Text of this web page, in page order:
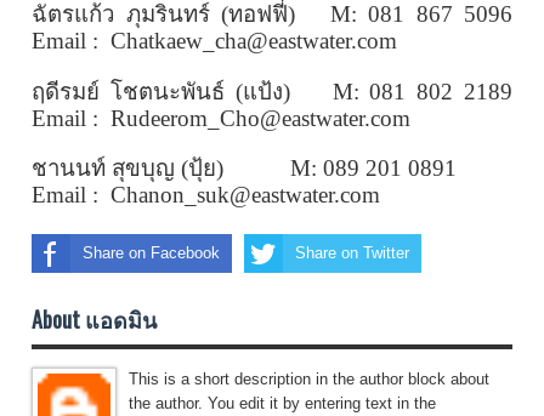
ฉัตรแก้ว ภุมรินทร์ (ทอฟฟี่) M: 081 867 5096
Email : Chatkaew_cha@eastwater.com
ฤดีรมย์ โชตนะพันธ์ (แป้ง) M:081 802 2189
Email : Rudeerom_Cho@eastwater.com
ชานนท์ สุขบุญ (ปุ้ย) M: 089 201 0891
Email : Chanon_suk@eastwater.com
Share on Facebook Share on Twitter
About แอดมิน
This is a short description in the author block about
the author. You edit it by entering text in the